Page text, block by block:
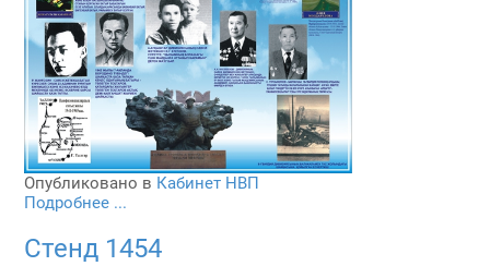
Опубликовано в Кабинет НВП
Подробнее ...
Стенд 1454